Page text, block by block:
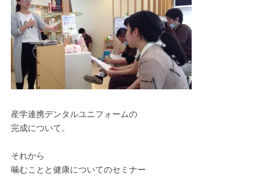
産学連携デンタルユニフォームの
完成について。
それから
噛むことと健康についてのセミナー